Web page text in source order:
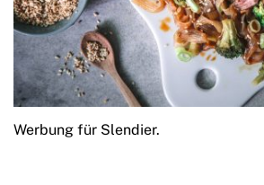
Werbung für Slendier.